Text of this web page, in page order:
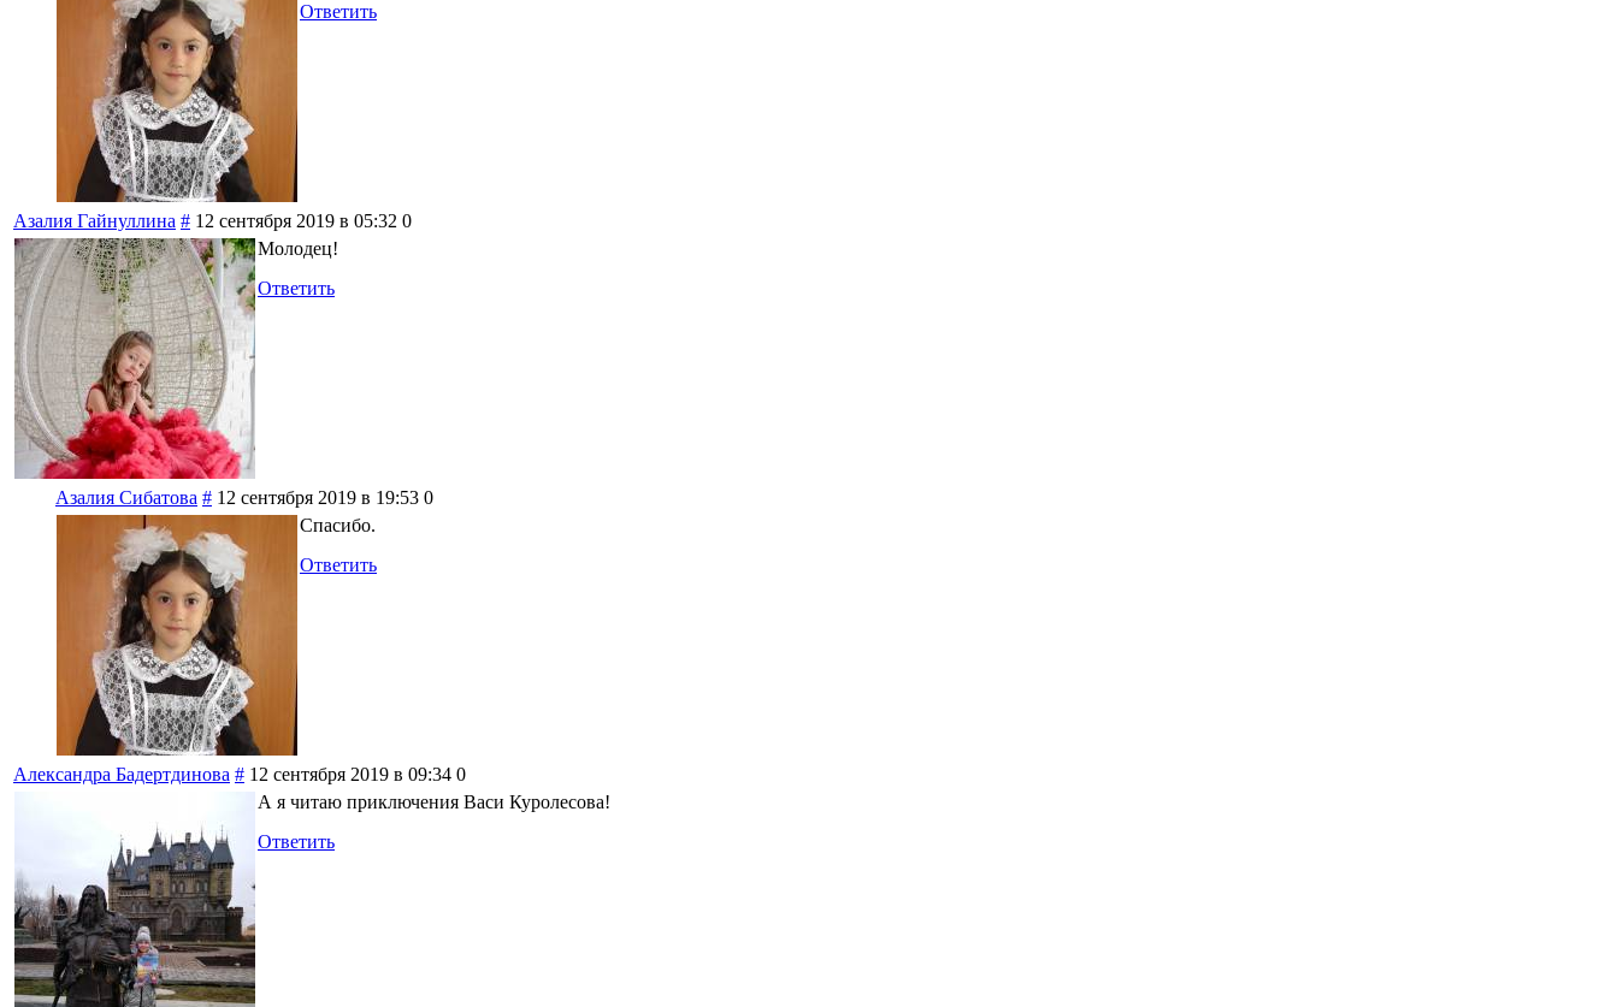
Ответить
Азалия Гайнуллина # 12 сентября 2019 в 05:32 0
Молодец!
Ответить
Азалия Сибатова # 12 сентября 2019 в 19:53 0
Спасибо.
Ответить
Александра Бадертдинова # 12 сентября 2019 в 09:34 0
А я читаю приключения Васи Куролесова!
Ответить